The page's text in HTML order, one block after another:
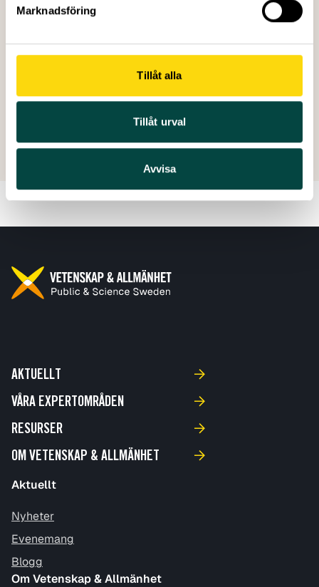
Marknadsföring
Tillåt alla
Tillåt urval
Avvisa
medel.
av samhällsdialog och kommunikation
Senast ändrad: 04 juni 2026
AKTUELLT
VÅRA EXPERTOMRÅDEN
RESURSER
OM VETENSKAP & ALLMÄNHET
Aktuellt
Nyheter
Evenemang
Blogg
Om Vetenskap & Allmänhet